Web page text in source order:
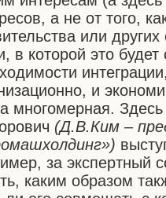
а не от того,
или
в которой это
и
многомерная.
(Д.В.Ким –
за экспертный
каким образом